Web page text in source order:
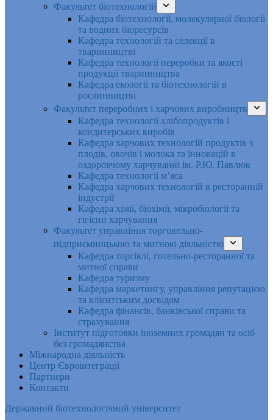
Факультет біотехнологій
Кафедра біотехнології, молекулярної біології
та водних біоресурсів
Кафедра технологій та селекції в
тваринництві
Кафедра технології переробки та якості
продукції тваринництва
Кафедра екології та біотехнологій в
рослинництві
Факультет переробних і харчових виробництв
Кафедра технології хлібопродуктів і
кондитерських виробів
Кафедра харчових технологій продуктів з
плодів, овочів і молока та інновацій в
оздоровчому харчуванні ім. Р.Ю. Павлюк
Кафедра технології м’яса
Кафедра харчових технологій в ресторанній
індустрії
Кафедра хімії, біохімії, мікробіології та
гігієни харчування
Факультет управління торговельно-
підприємницькою та митною діяльністю
Кафедра торгівлі, готельно-ресторанної та
митної справи
Кафедра туризму
Кафедра маркетингу, управління репутацією
та клієнтським досвідом
Кафедра фінансів, банківської справи та
страхування
Інститут підготовки іноземних громадян та осіб
без громадянства
Міжнародна діяльність
Центр Євроінтеграції
Партнери
Контакти
Державний біотехнологічний університет